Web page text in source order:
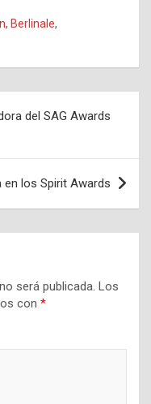
, Berlinale,
del SAG Awards
en los Spirit Awards
será publicada. Los
con *